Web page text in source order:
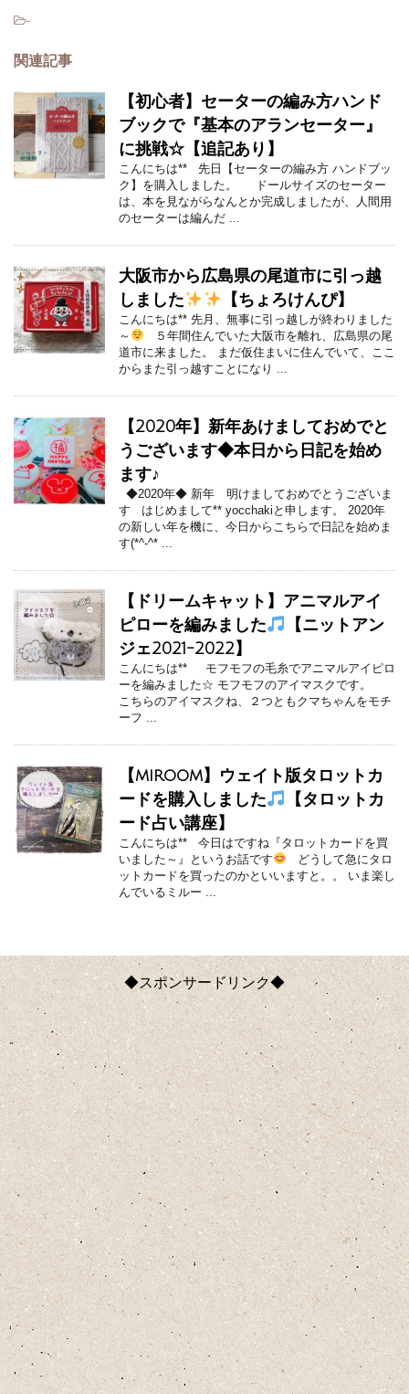
-
関連記事
【初心者】セーターの編み方ハンド
ブックで『基本のアランセーター』
に挑戦☆【追記あり】
こんにちは** 先日【セーターの編み方 ハンドブッ
ク】を購入しました。 ドールサイズのセーター
は、本を見ながらなんとか完成しましたが、人間用
のセーターは編んだ ...
大阪市から広島県の尾道市に引っ越
しました
【ちょろけんぴ】
こんにちは** 先月、無事に引っ越しが終わりました
～
５年間住んでいた大阪市を離れ、広島県の尾
道市に来ました。 まだ仮住まいに住んでいて、ここ
からまた引っ越すことになり ...
【2020年】新年あけましておめでと
うございます◆本日から日記を始め
ます♪
◆2020年◆ 新年 明けましておめでとうございま
す はじめまして** yocchakiと申します。 2020年
の新しい年を機に、今日からこちらで日記を始めま
す(*^-^* ...
【ドリームキャット】アニマルアイ
ピローを編みました
【ニットアン
ジェ2021-2022】
こんにちは** モフモフの毛糸でアニマルアイピロ
ーを編みました☆ モフモフのアイマスクです。
こちらのアイマスクね、２つともクマちゃんをモチ
ーフ ...
【miroom】ウェイト版タロットカ
ードを購入しました
【タロットカ
ード占い講座】
こんにちは** 今日はですね『タロットカードを買
いました～』というお話です
どうして急にタロ
ットカードを買ったのかといいますと。。 いま楽し
んでいるミルー ...
◆スポンサードリンク◆